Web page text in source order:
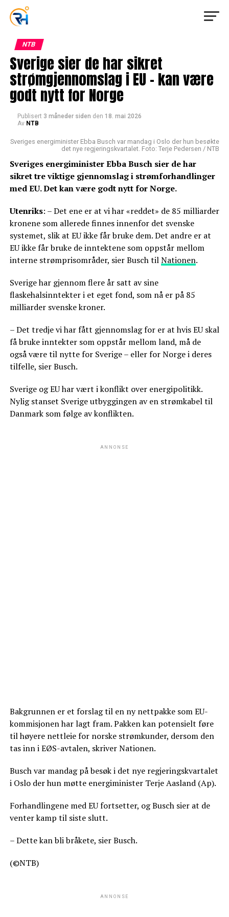
NTB
Sverige sier de har sikret
strømgjennomslag i EU – kan være
godt nytt for Norge
Publisert 3 måneder siden den 18. mai 2026
Av NTB
Sveriges energiminister Ebba Busch var mandag i Oslo der hun besøkte
det nye regjeringskvartalet. Foto: Terje Pedersen / NTB
Sveriges energiminister Ebba Busch sier de har
sikret tre viktige gjennomslag i strømforhandlinger
med EU. Det kan være godt nytt for Norge.
Utenriks: – Det ene er at vi har «reddet» de 85 milliarder
kronene som allerede finnes innenfor det svenske
systemet, slik at EU ikke får bruke dem. Det andre er at
EU ikke får bruke de inntektene som oppstår mellom
interne strømprisområder, sier Busch tilNationen.
Sverige har gjennom flere år satt av sine
flaskehalsinntekter i et eget fond, som nå er på 85
milliarder svenske kroner.
– Det tredje vi har fått gjennomslag for er at hvis EU skal
få bruke inntekter som oppstår mellom land, må de
også være til nytte for Sverige – eller for Norge i deres
tilfelle, sier Busch.
Sverige og EU har vært i konflikt over energipolitikk.
Nylig stanset Sverige utbyggingen av en strømkabel til
Danmark som følge av konflikten.
ANNONSE
Bakgrunnen er et forslag til en ny nettpakke som EU-
kommisjonen har lagt fram. Pakken kan potensielt føre
til høyere nettleie for norske strømkunder, dersom den
tas inn i EØS-avtalen, skriver Nationen.
Busch var mandag på besøk i det nye regjeringskvartalet
i Oslo der hun møtte energiminister Terje Aasland (Ap).
Forhandlingene med EU fortsetter, og Busch sier at de
venter kamp til siste slutt.
– Dette kan bli bråkete, sier Busch.
(©NTB)
ANNONSE